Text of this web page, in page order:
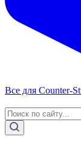
Все для Counter-